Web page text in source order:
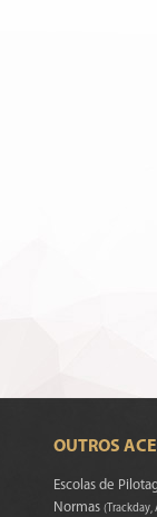
OUTROS
Escolas de
Normas(Trackday,